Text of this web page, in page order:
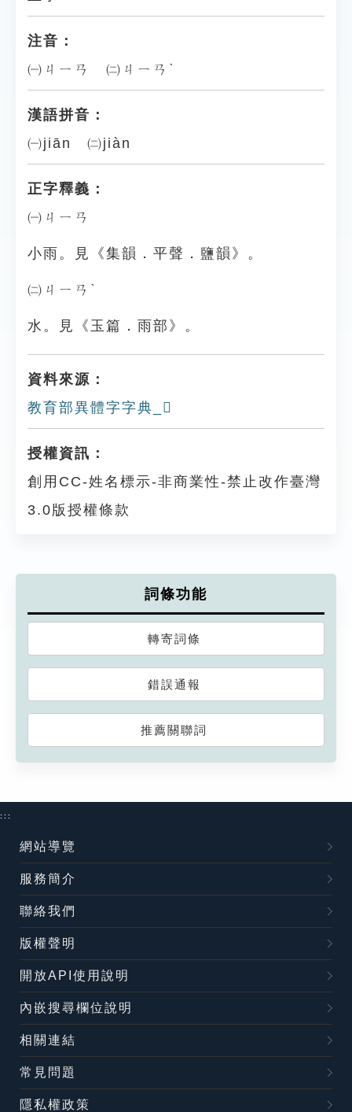
注音：
㈠ㄐㄧㄢ ㈡ㄐㄧㄢˋ
漢語拼音：
㈠jiān ㈡jiàn
正字釋義：
㈠ㄐㄧㄢ
小雨。見《集韻．平聲．鹽韻》。
㈡ㄐㄧㄢˋ
水。見《玉篇．雨部》。
資料來源：
教育部異體字字典_𩆯
授權資訊：
創用CC-姓名標示-非商業性-禁止改作臺灣
3.0版授權條款
詞條功能
轉寄詞條
錯誤通報
推薦關聯詞
:::
網站導覽
服務簡介
聯絡我們
版權聲明
開放API使用說明
內嵌搜尋欄位說明
相關連結
常見問題
隱私權政策